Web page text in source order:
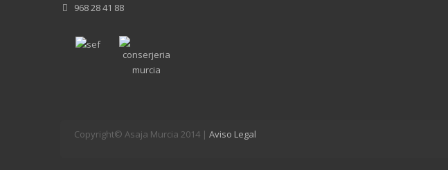
968 28 41 88
Copyright© Asaja Murcia 2014 | Aviso Legal